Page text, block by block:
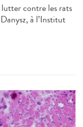
contre les rats
à l’Institut